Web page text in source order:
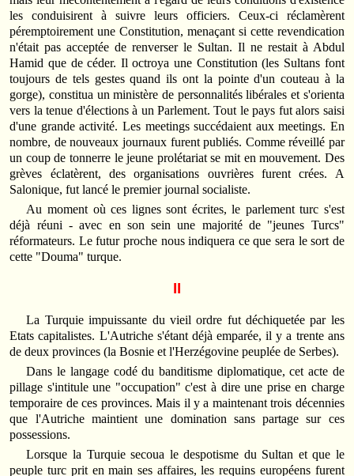
les conduisirent à suivre leurs officiers. Ceux-ci réclamèrent
péremptoirement une Constitution, menaçant si cette revendication
n'était pas acceptée de renverser le Sultan. Il ne restait à Abdul
Hamid que de céder. Il octroya une Constitution (les Sultans font
toujours de tels gestes quand ils ont la pointe d'un couteau à la
gorge), constitua un ministère de personnalités libérales et s'orienta
vers la tenue d'élections à un Parlement. Tout le pays fut alors saisi
d'une grande activité. Les meetings succédaient aux meetings. En
nombre, de nouveaux journaux furent publiés. Comme réveillé par
un coup de tonnerre le jeune prolétariat se mit en mouvement. Des
grèves éclatèrent, des organisations ouvrières furent crées. A
Salonique, fut lancé le premier journal socialiste.
Au moment où ces lignes sont écrites, le parlement turc s'est
déjà réuni - avec en son sein une majorité de "jeunes Turcs"
réformateurs. Le futur proche nous indiquera ce que sera le sort de
cette "Douma" turque.
II
La Turquie impuissante du vieil ordre fut déchiquetée par les
Etats capitalistes. L'Autriche s'étant déjà emparée, il y a trente ans
de deux provinces (la Bosnie et l'Herzégovine peuplée de Serbes).
Dans le langage codé du banditisme diplomatique, cet acte de
pillage s'intitule une "occupation" c'est à dire une prise en charge
temporaire de ces provinces. Mais il y a maintenant trois décennies
que l'Autriche maintient une domination sans partage sur ces
possessions.
Lorsque la Turquie secoua le despotisme du Sultan et que le
peuple turc prit en main ses affaires, les requins européens furent